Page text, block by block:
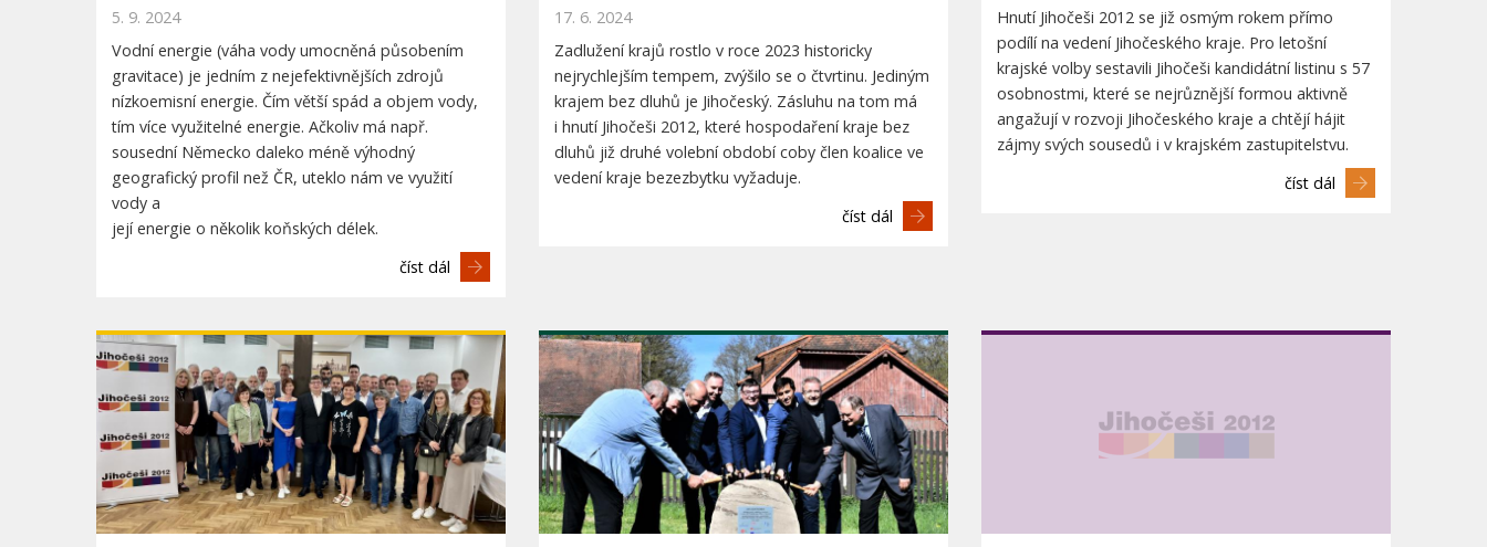
5. 9. 2024
Vodní energie (váha vody umocněná působením
gravitace) je jedním z nejefektivnějších zdrojů
nízkoemisní energie. Čím větší spád a objem vody,
tím více využitelné energie. Ačkoliv má např.
sousední Německo daleko méně výhodný
geografický profil než ČR, uteklo nám ve využití
vody a
její energie o několik koňských délek.
číst dál
17. 6. 2024
Zadlužení krajů rostlo v roce 2023 historicky
nejrychlejším tempem, zvýšilo se o čtvrtinu. Jediným
krajem bez dluhů je Jihočeský. Zásluhu na tom má
i hnutí Jihočeši 2012, které hospodaření kraje bez
dluhů již druhé volební období coby člen koalice ve
vedení kraje bezezbytku vyžaduje.
číst dál
Hnutí Jihočeši 2012 se již osmým rokem přímo
podílí na vedení Jihočeského kraje. Pro letošní
krajské volby sestavili Jihočeši kandidátní listinu s 57
osobnostmi, které se nejrůznější formou aktivně
angažují v rozvoji Jihočeského kraje a chtějí hájit
zájmy svých sousedů i v krajském zastupitelstvu.
číst dál